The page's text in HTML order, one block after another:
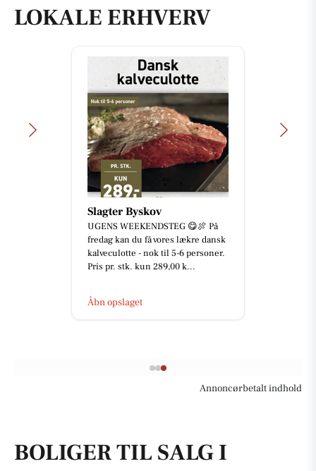
LOKALE ERHVERV
Slagter Byskov
UGENS WEEKENDSTEG 😋🍖 På
fredag kan du få vores lækre dansk
kalveculotte - nok til 5-6 personer.
Pris pr. stk. kun 289,00 k...
Åbn opslaget
Annoncørbetalt indhold
BOLIGER TIL SALG I